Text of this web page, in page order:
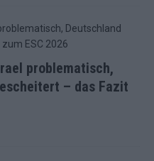
problematisch,
– das Fazit